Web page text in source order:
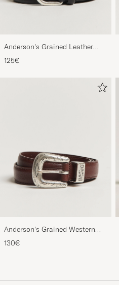
Anderson's Grained Leather
Belt 2,5 cm Black
125€
Anderson's Grained Western
Leather Belt 2,5 cm Brown
130€